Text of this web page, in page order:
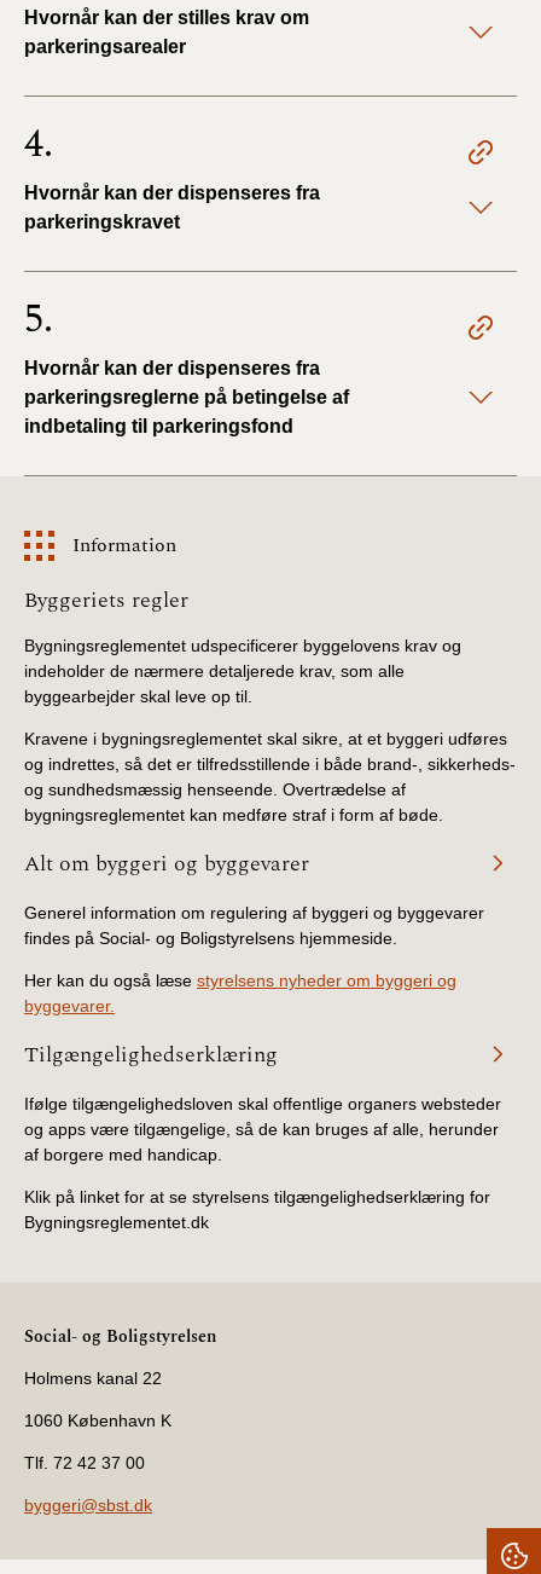
BR18 (1/1-4/7 2019)
BR18 (1/1-30/6
2018)
2010)
Hvornår kan der stilles krav om
parkeringsarealer
4.
Hvornår kan der dispenseres fra
parkeringskravet
5.
Hvornår kan der dispenseres fra
parkeringsreglerne på betingelse af
indbetaling til parkeringsfond
Information
Information
Byggeriets regler
Bygningsreglementet udspecificerer byggelovens krav og
indeholder de nærmere detaljerede krav, som alle
byggearbejder skal leve op til.
Kravene i bygningsreglementet skal sikre, at et byggeri udføres
og indrettes, så det er tilfredsstillende i både brand-, sikkerheds-
og sundhedsmæssig henseende. Overtrædelse af
bygningsreglementet kan medføre straf i form af bøde.
Alt om byggeri og byggevarer
Generel information om regulering af byggeri og byggevarer
findes på Social- og Boligstyrelsens hjemmeside.
Her kan du også læse styrelsens nyheder om byggeri og
byggevarer.
Tilgængelighedserklæring
Ifølge tilgængelighedsloven skal offentlige organers websteder
og apps være tilgængelige, så de kan bruges af alle, herunder
af borgere med handicap.
Klik på linket for at se styrelsens tilgængelighedserklæring for
Bygningsreglementet.dk
Social- og Boligstyrelsen
Holmens kanal 22
1060 København K
Tlf. 72 42 37 00
byggeri@sbst.dk